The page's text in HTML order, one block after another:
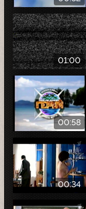
01:00
00:58
00:34